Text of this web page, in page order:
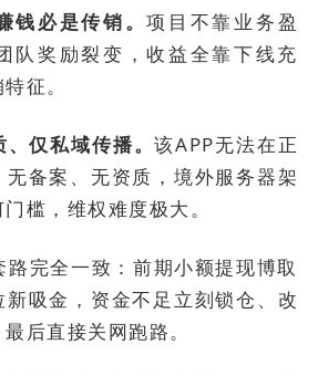
钱必是传销。项目不靠业务盈
队奖励裂变，收益全靠下线充
征。
、仅私域传播。该APP无法在正
备案、无资质，境外服务器架
槛，维权难度极大。
完全一致：前期小额提现博取
吸金，资金不足立刻锁仓、改
后直接关网跑路。